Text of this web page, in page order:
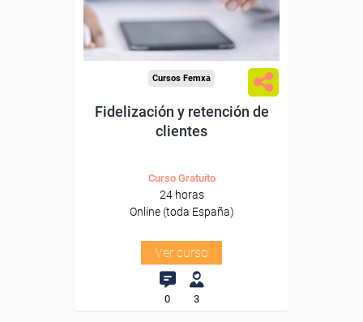
Sector
-Comercio.
Cursos Femxa
Fidelización y retención de
clientes
Curso Gratuito
24 horas
Online (toda España)
Ver curso
0 3